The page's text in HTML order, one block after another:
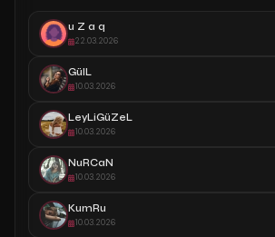
u Z a q
22.03.2026
GülL
10.03.2026
LeyLiGüZeL
10.03.2026
NuRCaN
10.03.2026
KumRu
10.03.2026